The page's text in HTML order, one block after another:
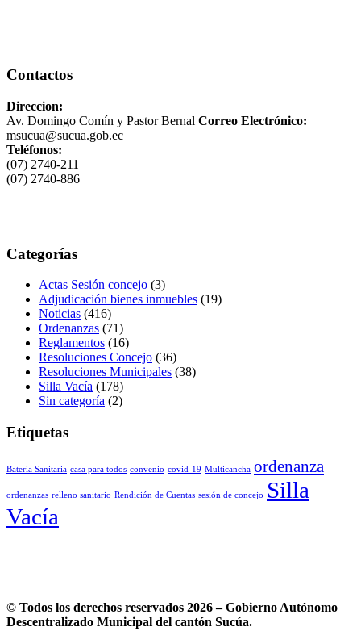
Contactos
Direccion:
Av. Domingo Comín y Pastor Bernal Correo Electrónico:
msucua@sucua.gob.ec
Teléfonos:
(07) 2740-211
(07) 2740-886
Categorías
Actas Sesión concejo (3)
Adjudicación bienes inmuebles (19)
Noticias (416)
Ordenanzas (71)
Reglamentos (16)
Resoluciones Concejo (36)
Resoluciones Municipales (38)
Silla Vacía (178)
Sin categoría (2)
Etiquetas
Batería Sanitaria casa para todos convenio covid-19 Multicancha ordenanza
ordenanzas relleno sanitario Rendición de Cuentas sesión de concejo
Silla
Vacía
© Todos los derechos reservados 2026 – Gobierno Autónomo
Descentralizado Municipal del cantón Sucúa.